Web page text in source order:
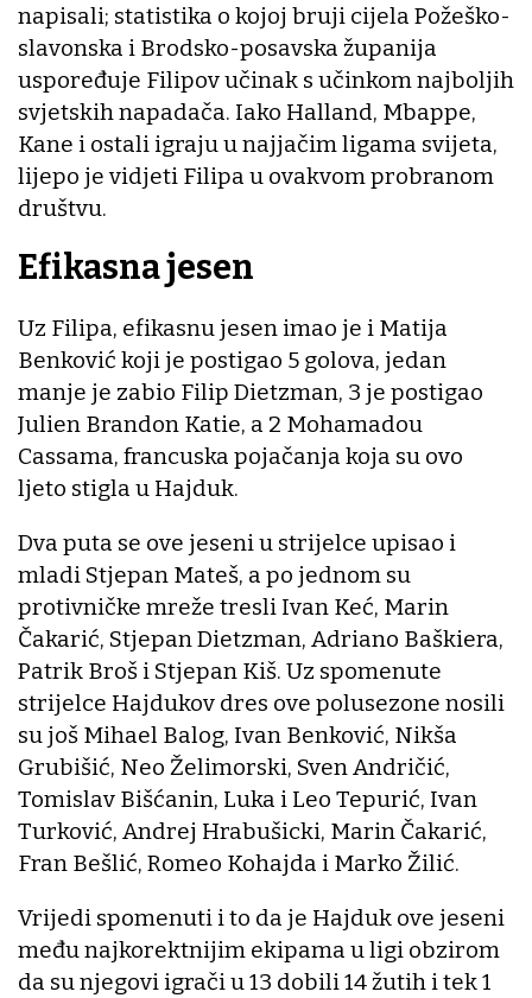
napisali; statistika o kojoj bruji cijela Požeško-
slavonska i Brodsko-posavska županija
uspoređuje Filipov učinak s učinkom najboljih
svjetskih napadača. Iako Halland, Mbappe,
Kane i ostali igraju u najjačim ligama svijeta,
lijepo je vidjeti Filipa u ovakvom probranom
društvu.
Efikasna jesen
Uz Filipa, efikasnu jesen imao je i Matija
Benković koji je postigao 5 golova, jedan
manje je zabio Filip Dietzman, 3 je postigao
Julien Brandon Katie, a 2 Mohamadou
Cassama, francuska pojačanja koja su ovo
ljeto stigla u Hajduk.
Dva puta se ove jeseni u strijelce upisao i
mladi Stjepan Mateš, a po jednom su
protivničke mreže tresli Ivan Keć, Marin
Čakarić, Stjepan Dietzman, Adriano Baškiera,
Patrik Broš i Stjepan Kiš. Uz spomenute
strijelce Hajdukov dres ove polusezone nosili
su još Mihael Balog, Ivan Benković, Nikša
Grubišić, Neo Želimorski, Sven Andričić,
Tomislav Bišćanin, Luka i Leo Tepurić, Ivan
Turković, Andrej Hrabušicki, Marin Čakarić,
Fran Bešlić, Romeo Kohajda i Marko Žilić.
Vrijedi spomenuti i to da je Hajduk ove jeseni
među najkorektnijim ekipama u ligi obzirom
da su njegovi igrači u 13 dobili 14 žutih i tek 1